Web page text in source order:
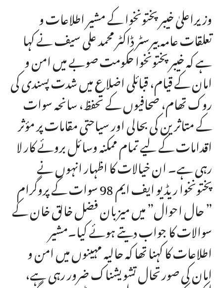
وزیراعلیٰ خیبرپختونخوا کے مشیر اطلاعات و
تعلقات عامہ بیرسٹر ڈاکٹر محمد علی سیف نے کہا
ہے کہ خیبرپختونخوا حکومت صوبے میں امن و
امان کے قیام، قبائلی اضلاع میں شدت پسندی کی
روک تھام، صحافیوں کے تحفظ، سانحہ سوات
کے متاثرین کی بحالی اور سیاحتی مقامات پر مؤثر
اقدامات کے لیے تمام ممکنہ وسائل بروئے کار لا
رہی ہے۔ ان خیالات کا اظہار انہوں نے
پختونخوا ریڈیو ایف ایم 98 سوات کے پروگرام
” حال احوال” میں میزبان فضل خالق خان کے
سوالات کا جواب دیتے ہوئے کیا۔مشیر
اطلاعات کا کہنا تھا کہ حالیہ مہینوں میں امن و
امان کی صورتحال تشویشناک ضرور رہی ہے،